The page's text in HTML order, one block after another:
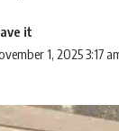
1, 2025 3:17